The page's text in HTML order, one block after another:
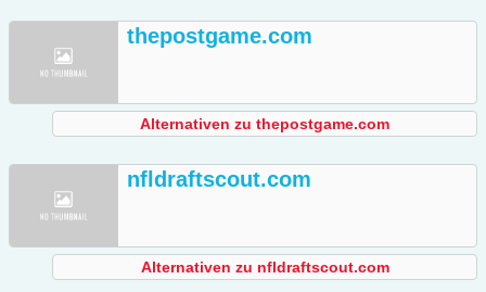
thepostgame.com
Alternativen zu thepostgame.com
nfldraftscout.com
Alternativen zu nfldraftscout.com